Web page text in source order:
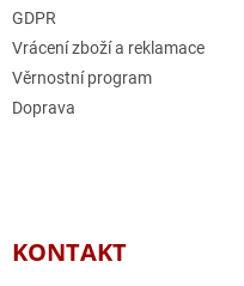
GDPR
Vrácení zboží a reklamace
Věrnostní program
Doprava
KONTAKT